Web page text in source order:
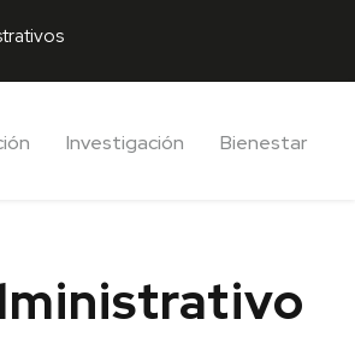
Investigación Bienestar